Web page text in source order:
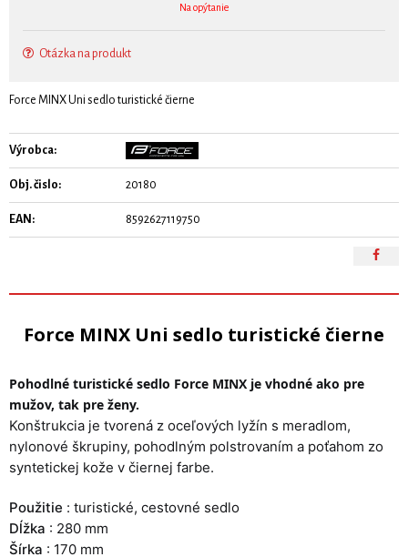
Na opýtanie
Otázka na produkt
Force MINX Uni sedlo turistické čierne
Výrobca:
Obj. čislo: 20180
EAN: 8592627119750
Force MINX Uni sedlo turistické čierne
Pohodlné turistické sedlo Force MINX je vhodné ako pre
mužov, tak pre ženy.
Konštrukcia je tvorená z oceľových lyžín s meradlom,
nylonové škrupiny, pohodlným polstrovaním a poťahom zo
syntetickej kože v čiernej farbe.
Použitie : turistické, cestovné sedlo
Dĺžka : 280 mm
Šírka : 170 mm